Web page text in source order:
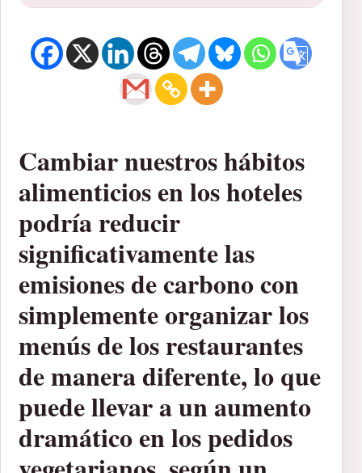
Cambiar nuestros hábitos
alimenticios en los hoteles
podría reducir
significativamente las
emisiones de carbono con
simplemente organizar los
menús de los restaurantes
de manera diferente, lo que
puede llevar a un aumento
dramático en los pedidos